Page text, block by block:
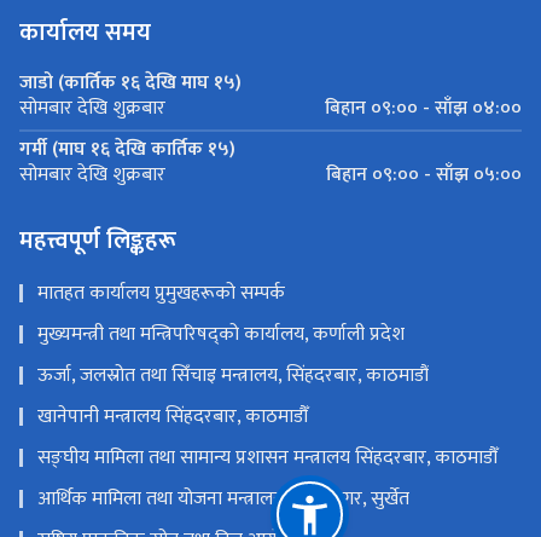
कार्यालय समय
जाडो (कार्तिक १६ देखि माघ १५)
सोमबार देखि शुक्रबार
बिहान ०९:०० - साँझ ०४:००
गर्मी (माघ १६ देखि कार्तिक १५)
सोमबार देखि शुक्रबार बिहान ०९:०० - साँझ ०५:००
महत्त्वपूर्ण लिङ्कहरू
मातहत कार्यालय प्रुमुखहरूको सम्पर्क
मुख्यमन्त्री तथा मन्त्रिपरिषद्को कार्यालय, कर्णाली प्रदेश
ऊर्जा, जलस्रोत तथा सिँचाइ मन्त्रालय, सिंहदरबार, काठमाडौं
खानेपानी मन्त्रालय सिंहदरबार, काठमाडौँ
सङ्‍घीय मामिला तथा सामान्य प्रशासन मन्त्रालय सिंहदरबार, काठमाडौँ
आर्थिक मामिला तथा योजना मन्त्रालय, वीरेन्द्रनगर, सुर्खेत